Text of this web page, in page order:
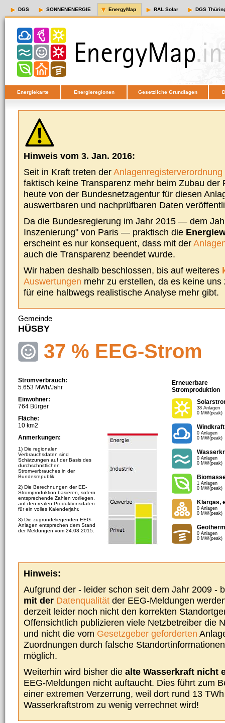
DGS SONNENENERGIE EnergyMap RAL Solar DGS
Energiekarte Energieregionen Gesetzliche Grundlagen
Hinweis vom 3. Jan. 2016:
Seit in Kraft treten derAnlagenregisterverordnung
faktisch keine Transparenz mehr beim Zubau der
heute von der Bundesnetzagentur für diesen
auswertbaren und nachprüfbaren Daten
Da die Bundesregierung im Jahr 2015 — dem
Inszenierung" von Paris — praktisch die
erscheint es nur konsequent, dass mit der
auch die Transparenz beendet wurde.
Wir haben deshalb beschlossen, bis auf weiteres
Auswertungen mehr zu erstellen, da es keine
für eine halbwegs realistische Analyse mehr gibt.
Gemeinde
HÜSBY
37 % EEG-Strom
Stromverbrauch:
5.653 MWh/Jahr
Einwohner:
764 Bürger
Fläche:
10 km2
Anmerkungen:
1) Die regionalen
Verbrauchsdaten sind
Schätzungen auf der Basis des
durchschnittlichen
Stromverbrauches in der
Bundesrepublik.
2) Die Berechnungen der EE-
Stromproduktion basieren, sofern
entsprechende Zahlen vorliegen,
auf den realen Produktionsdaten
für ein volles Kalenderjahr.
3) Die zugrundeliegenden EEG-
Anlagen entsprechen dem Stand
der Meldungen vom 24.08.2015.
Erneuerbare
Stromproduktion
38 Anlagen
0 MW(peak)
Windkraft
0 Anlagen
0 MW(peak)
0 Anlagen
0 MW(peak)
1 Anlagen
0 MW(peak)
Klärgas,
0 Anlagen
0 MW(peak)
0 Anlagen
0 MW(peak)
Hinweis:
Aufgrund der - leider schon seit dem Jahr 2009 -
mit der Datenqualität der EEG-Meldungen
derzeit leider noch nicht den korrekten
Offensichtlich publizieren viele Netzbetreiber die
und nicht die vom Gesetzgeber geforderten
Zuordnungen durch falsche
möglich.
Weiterhin wird bisher die alte Wasserkraft nicht
EEG-Meldungen nicht auftaucht. Dies führt zum
einer extremen Verzerrung, weil dort rund 13
Wasserkraftstrom zu wenig verrechnet wird!